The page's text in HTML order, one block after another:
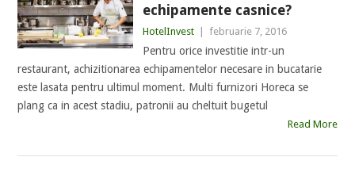
echipamente casnice?
HotelInvest februarie 7, 2016
Pentru orice investitie intr-un
restaurant, achizitionarea echipamentelor necesare in bucatarie
este lasata pentru ultimul moment. Multi furnizori Horeca se
plang ca in acest stadiu, patronii au cheltuit bugetul
Read More